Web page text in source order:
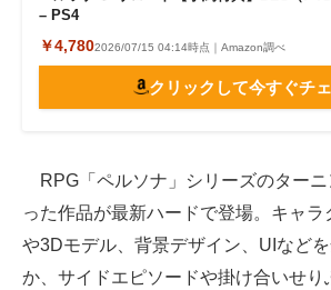
– PS4
￥4,7802026/07/15 04:14時点｜Amazon調べ
クリックして今すぐチ
RPG「ペルソナ」シリーズのターニ
った作品が最新ハードで登場。キャラ
や3Dモデル、背景デザイン、UIなど
か、サイドエピソードや掛け合いせり